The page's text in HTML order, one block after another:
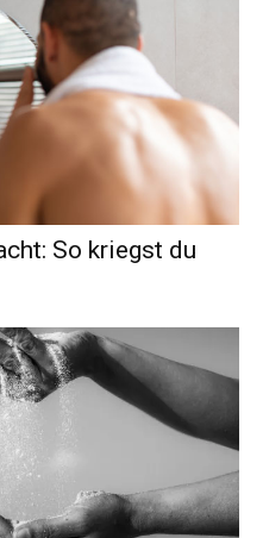
So kriegst du